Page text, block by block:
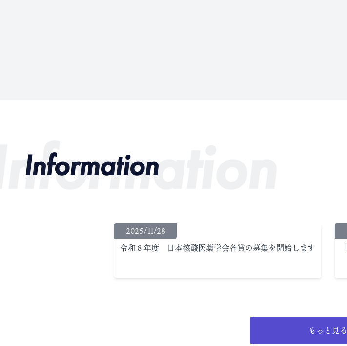
Information
2025/11/28
令和８年度 日本核酸医薬学会各賞の募集を開始します
もっと見る